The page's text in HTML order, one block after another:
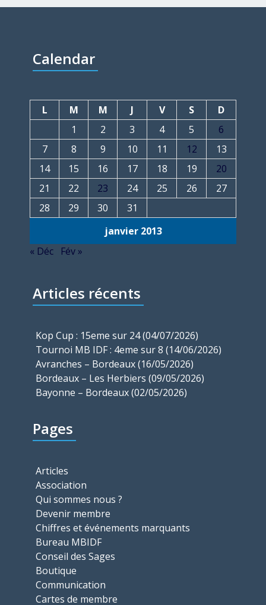
Calendar
janvier 2013
L M M J V S
D
1
2 3 4 5
6
7
8 9 10 11 12
13
14
15 16 17 18 19
20
21
22 23 24 25 26
27
28
29 30 31
« Déc Fév »
Articles récents
Kop Cup : 15eme sur 24 (04/07/2026)
Tournoi MB IDF : 4eme sur 8 (14/06/2026)
Avranches – Bordeaux (16/05/2026)
Bordeaux – Les Herbiers (09/05/2026)
Bayonne – Bordeaux (02/05/2026)
Pages
Articles
Association
Qui sommes nous ?
Devenir membre
Chiffres et événements marquants
Bureau MBIDF
Conseil des Sages
Boutique
Communication
Cartes de membre